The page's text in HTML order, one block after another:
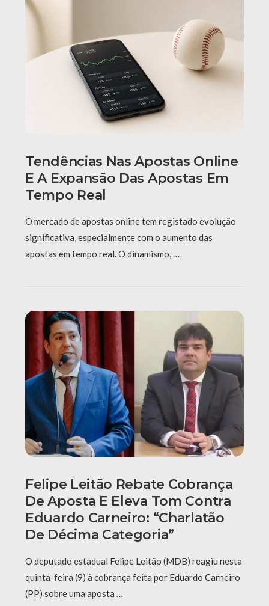
Tendências Nas Apostas Online
E A Expansão Das Apostas Em
Tempo Real
O mercado de apostas online tem registado evolução
significativa, especialmente com o aumento das
apostas em tempo real. O dinamismo, …
Felipe Leitão Rebate Cobrança
De Aposta E Eleva Tom Contra
Eduardo Carneiro: “Charlatão
De Décima Categoria”
O deputado estadual Felipe Leitão (MDB) reagiu nesta
quinta-feira (9) à cobrança feita por Eduardo Carneiro
(PP) sobre uma aposta …